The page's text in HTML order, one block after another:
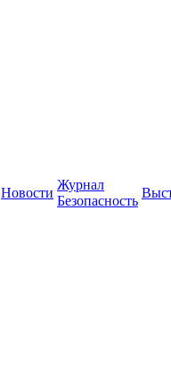
Новости
Журнал
Безопасность